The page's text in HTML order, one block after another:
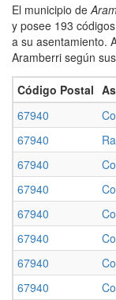
El municipio de
y posee 193
a su asentamiento.
Aramberri según
Código Postal
67940
67940
67940
67940
67940
67940
67940
67940